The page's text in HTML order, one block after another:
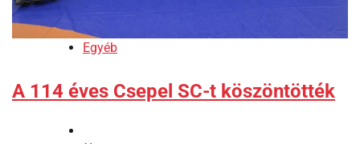
Egyéb
A 114 éves Csepel SC-t köszöntötték